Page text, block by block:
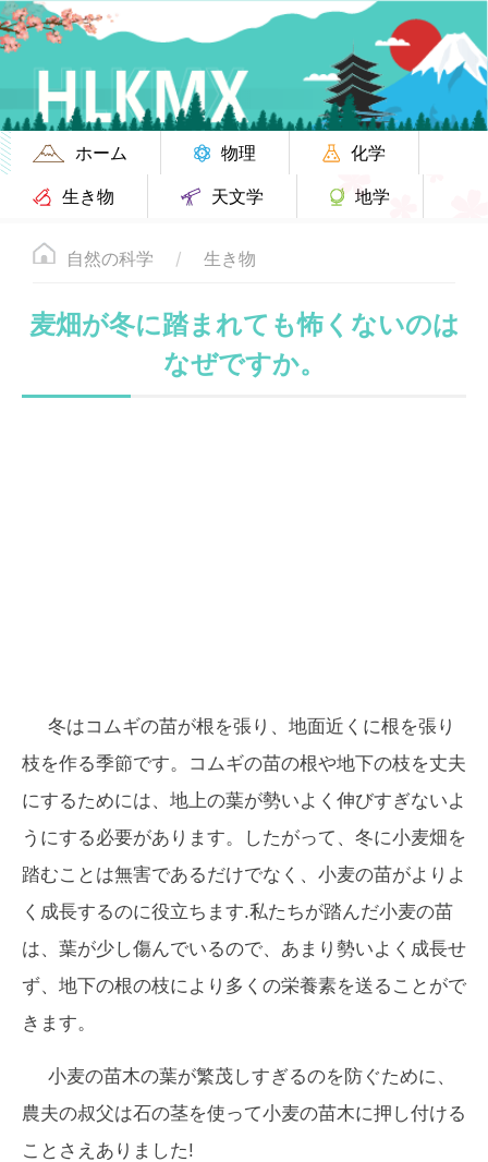
ホーム 物理
化学
生き物
天文学 地学
自然の科学 生き物
麦畑が冬に踏まれても怖くないのは
なぜですか。
冬はコムギの苗が根を張り、地面近くに根を張り
枝を作る季節です。コムギの苗の根や地下の枝を丈夫
にするためには、地上の葉が勢いよく伸びすぎないよ
うにする必要があります。したがって、冬に小麦畑を
踏むことは無害であるだけでなく、小麦の苗がよりよ
く成長するのに役立ちます.私たちが踏んだ小麦の苗
は、葉が少し傷んでいるので、あまり勢いよく成長せ
ず、地下の根の枝により多くの栄養素を送ることがで
きます。
小麦の苗木の葉が繁茂しすぎるのを防ぐために、
農夫の叔父は石の茎を使って小麦の苗木に押し付ける
ことさえありました!